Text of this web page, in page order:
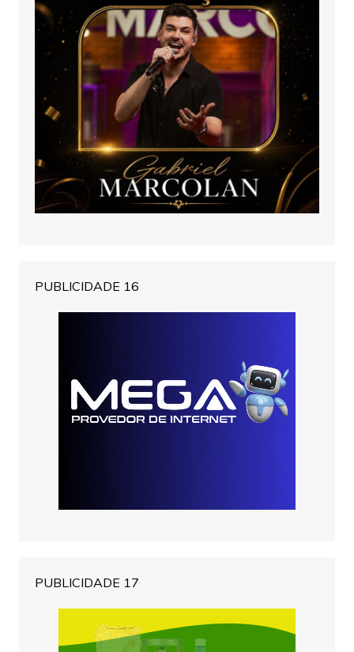
PUBLICIDADE 16
PUBLICIDADE 17